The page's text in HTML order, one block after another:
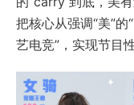
把核心从强调“美”的
艺电竞”，实现节目